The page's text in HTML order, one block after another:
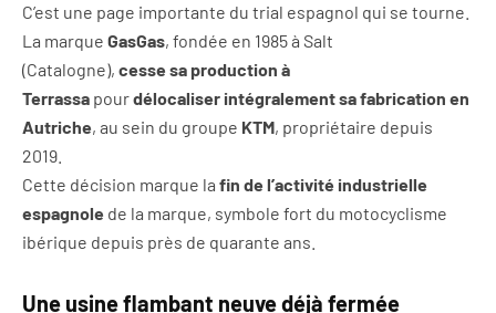
C’est une page importante du trial espagnol qui se tourne.
La marque GasGas, fondée en 1985 à Salt
(Catalogne), cesse sa production à
Terrassa pourdélocaliser intégralement sa fabrication en
Autriche, au sein du groupe KTM, propriétaire depuis
2019.
Cette décision marque la fin de l’activité industrielle
espagnole de la marque, symbole fort du motocyclisme
ibérique depuis près de quarante ans.
Une usine flambant neuve déjà fermée